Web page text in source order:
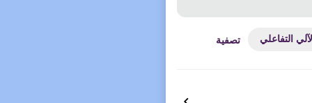
التفاعلي تصفية